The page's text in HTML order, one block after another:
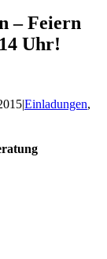
– Feiern
Uhr!
|Einladungen,